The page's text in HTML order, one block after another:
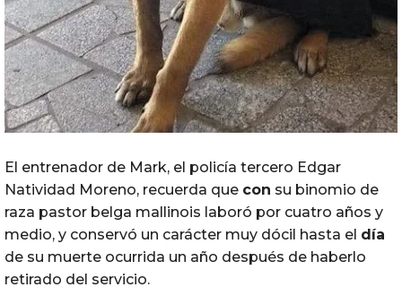
El entrenador de Mark, el policía tercero Edgar
Natividad Moreno, recuerda que con su binomio de
raza pastor belga mallinois laboró por cuatro años y
medio, y conservó un carácter muy dócil hasta el día
de su muerte ocurrida un año después de haberlo
retirado del servicio.